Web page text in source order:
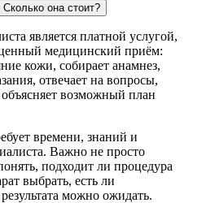
она стоит?
является платной услугой,
медицинский приём:
кожи, собирает анамнез,
отвечает на вопросы,
возможный план
времени, знаний и
Важно не просто
подходит ли процедура
выбрать, есть ли
можно ожидать.